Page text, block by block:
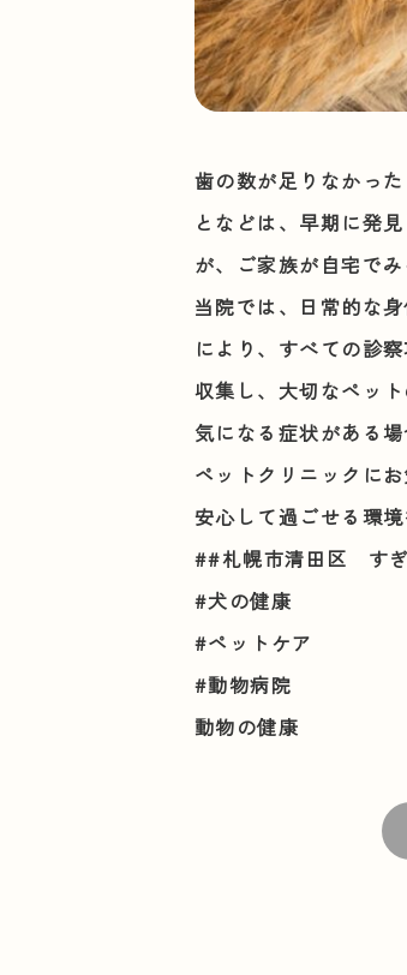
歯の数が足りなかっ
となどは、早期に発
が、ご家族が自宅で
当院では、日常的な
により、すべての診
収集し、大切なペッ
気になる症状がある
ペットクリニックに
安心して過ごせる環
##札幌市清田区 す
#犬の健康
#ペットケア
#動物病院
動物の健康